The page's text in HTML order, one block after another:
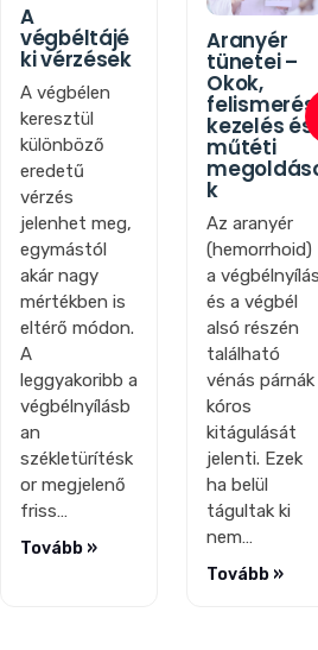
A
végbéltájé
ki vérzések
A végbélen
keresztül
különböző
eredetű
vérzés
jelenhet meg,
egymástól
akár nagy
mértékben is
eltérő módon.
A
leggyakoribb a
végbélnyílásb
an
székletürítésk
or megjelenő
friss…
Tovább »
Aranyér
tünetei –
Okok,
felismerés,
kezelés és
műtéti
k
Az aranyér
(hemorrhoid)
a végbélnyílás
és a végbél
alsó részén
található
vénás párnák
kóros
kitágulását
jelenti. Ezek
ha belül
tágultak ki
nem…
Tovább »